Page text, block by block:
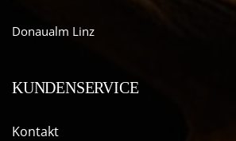
Donaualm Linz
KUNDENSERVICE
Kontakt